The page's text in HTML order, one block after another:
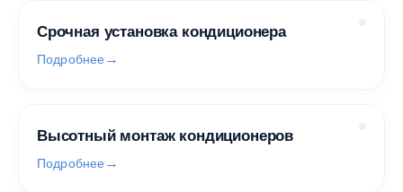
Срочная установка кондиционера
Подробнее
Высотный монтаж кондиционеров
Подробнее